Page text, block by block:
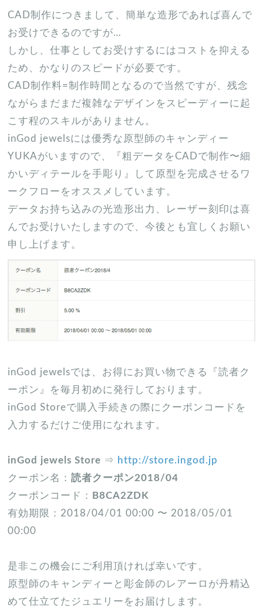
CAD制作につきまして、簡単な造形であれば喜んで
お受けできるのですが…
しかし、仕事としてお受けするにはコストを抑える
ため、かなりのスピードが必要です。
CAD制作料=制作時間となるので当然ですが、残念
ながらまだまだ複雑なデザインをスピーディーに起
こす程のスキルがありません。
inGod jewelsには優秀な原型師のキャンディー
YUKAがいますので、『粗データをCADで制作〜細
かいディテールを手彫り』して原型を完成させるワ
ークフローをオススメしています。
データお持ち込みの光造形出力、レーザー刻印は喜
んでお受けいたしますので、今後とも宜しくお願い
申し上げます。
inGod jewelsでは、お得にお買い物できる『読者ク
ーポン』を毎月初めに発行しております。
inGod Storeで購入手続きの際にクーポンコードを
入力するだけご使用になれます。
inGod jewels Store ⇒ http://store.ingod.jp
クーポン名：読者クーポン2018/04
クーポンコード：
B8CA2ZDK
有効期限：2018/04/01 00:00 〜 2018/05/01
00:00
是非この機会にご利用頂ければ幸いです。
原型師のキャンディーと彫金師のレアーロが丹精込
めて仕立てたジュエリーをお届けします。